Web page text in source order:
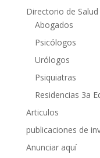
Directorio de Salud
Abogados
Psicólogos
Urólogos
Psiquiatras
Residencias 3a
Articulos
publicaciones de
Anunciar aquí